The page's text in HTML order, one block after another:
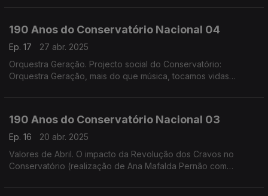
190 Anos do Conservatório Nacional 04
Ep. 17
27 abr. 2025
Orquestra Geração. Projecto social do Conservatório:
Orquestra Geração, mais do que música, tocamos vidas
190 Anos do Conservatório Nacional 03
Ep. 16
20 abr. 2025
Valores de Abril. O impacto da Revolução dos Cravos no
Conservatório (realização de Ana Mafalda Pernão com